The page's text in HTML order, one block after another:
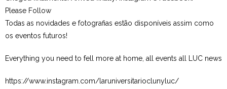
Ética e Compliance
Please Follow
Todas as novidades e fotografias estão disponíveis assim como
os eventos futuros!
Everything you need to fell more at home, all events all LUC news
https://www.instagram.com/laruniversitarioclunyluc/